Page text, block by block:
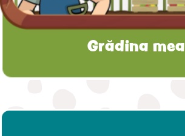
Grădina mea